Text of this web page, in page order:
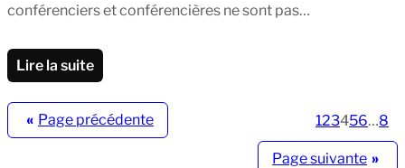
conférenciers et conférencières ne sont pas…
Lire la suite
« Page précédente 123456…8
Page suivante »